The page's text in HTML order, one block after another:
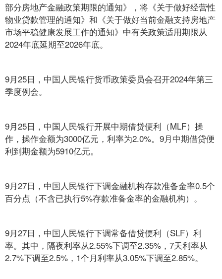
部分房地产金融政策期限的通知》，将《关于做好经营性
物业贷款管理的通知》和《关于做好当前金融支持房地产
市场平稳健康发展工作的通知》中有关政策适用期限从
2024年底延期至2026年底。
9月25日，中国人民银行货币政策委员会召开2024年第三
季度例会。
9月25日，中国人民银行开展中期借贷便利（MLF）操
作，操作金额为3000亿元，利率为2.0%。9月中期借贷便
利到期金额为5910亿元。
9月27日，中国人民银行下调金融机构存款准备金率0.5个
百分点（不含已执行5%存款准备金率的金融机构）。
9月27日，中国人民银行下调常备借贷便利（SLF）利
率。其中，隔夜利率从2.55%下调至2.35%，7天利率从
2.7%下调至2.5%，1个月利率从3.05%下调至2.85%。